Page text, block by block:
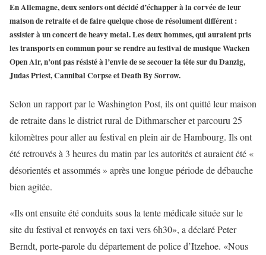
En Allemagne, deux seniors ont décidé d’échapper à la corvée de leur
maison de retraite et de faire quelque chose de résolument différent :
assister à un concert de heavy metal. Les deux hommes, qui auraient pris
les transports en commun pour se rendre au festival de musique Wacken
Open Air, n’ont pas résisté à l’envie de se secouer la tête sur du Danzig,
Judas Priest, Cannibal Corpse et Death By Sorrow.
Selon un rapport par le Washington Post, ils ont quitté leur maison
de retraite dans le district rural de Dithmarscher et parcouru 25
kilomètres pour aller au festival en plein air de Hambourg. Ils ont
été retrouvés à 3 heures du matin par les autorités et auraient été «
désorientés et assommés » après une longue période de débauche
bien agitée.
«Ils ont ensuite été conduits sous la tente médicale située sur le
site du festival et renvoyés en taxi vers 6h30», a déclaré Peter
Berndt, porte-parole du département de police d’Itzehoe. «Nous